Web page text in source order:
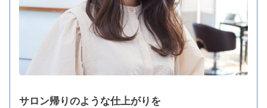
サロン帰りのような仕上がりを